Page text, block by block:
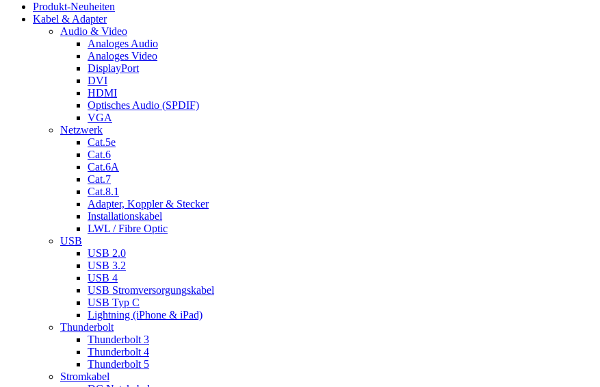
Produkt-Neuheiten
Kabel & Adapter
Audio & Video
Analoges Audio
Analoges Video
DisplayPort
DVI
HDMI
Optisches Audio (SPDIF)
VGA
Netzwerk
Cat.5e
Cat.6
Cat.6A
Cat.7
Cat.8.1
Adapter, Koppler & Stecker
Installationskabel
LWL / Fibre Optic
USB
USB 2.0
USB 3.2
USB 4
USB Stromversorgungskabel
USB Typ C
Lightning (iPhone & iPad)
Thunderbolt
Thunderbolt 3
Thunderbolt 4
Thunderbolt 5
Stromkabel